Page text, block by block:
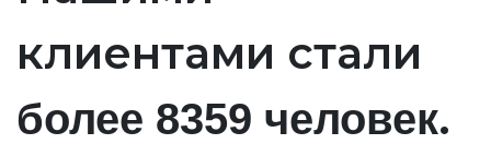
клиентами стали
более 8359 человек.